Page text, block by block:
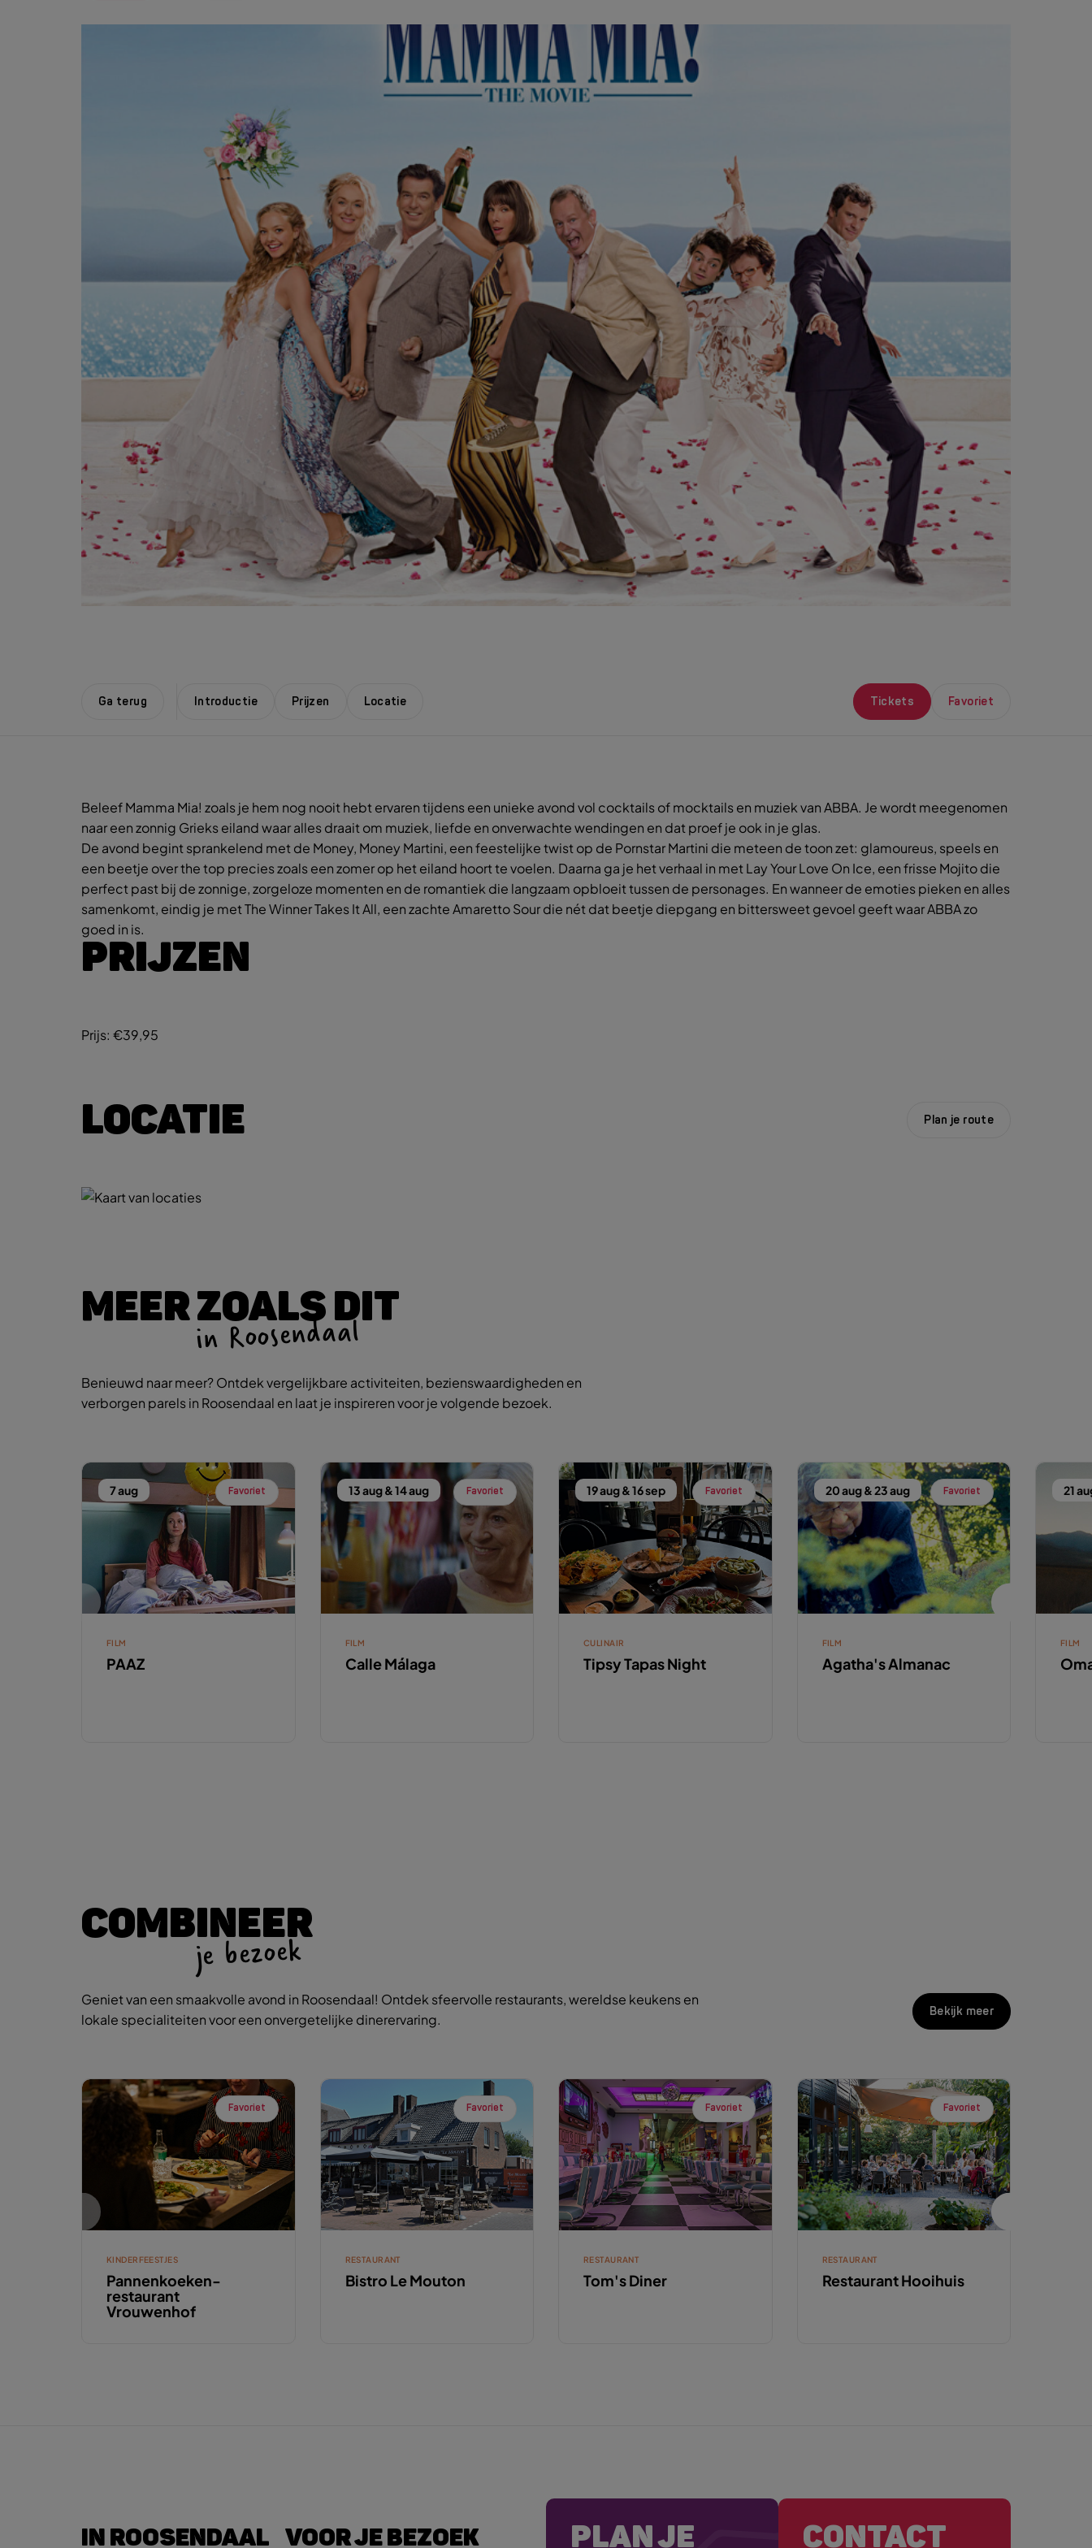
Ga terug Introductie Prijzen Locatie Tickets Favoriet
Beleef Mamma Mia! zoals je hem nog nooit hebt ervaren tijdens een unieke avond vol cocktails of mocktails en muziek van ABBA. Je wordt meegenomen
naar een zonnig Grieks eiland waar alles draait om muziek, liefde en onverwachte wendingen en dat proef je ook in je glas.
De avond begint sprankelend met de Money, Money Martini, een feestelijke twist op de Pornstar Martini die meteen de toon zet: glamoureus, speels en
een beetje over the top precies zoals een zomer op het eiland hoort te voelen. Daarna ga je het verhaal in met Lay Your Love On Ice, een frisse Mojito die
perfect past bij de zonnige, zorgeloze momenten en de romantiek die langzaam opbloeit tussen de personages. En wanneer de emoties pieken en alles
samenkomt, eindig je met The Winner Takes It All, een zachte Amaretto Sour die nét dat beetje diepgang en bittersweet gevoel geeft waar ABBA zo
goed in is.
PRIJZEN
Prijs: €39,95
LOCATIE Plan je route
MEER ZOALS DIT
in Roosendaal
Benieuwd naar meer? Ontdek vergelijkbare activiteiten, bezienswaardigheden en
verborgen parels in Roosendaal en laat je inspireren voor je volgende bezoek.
7 aug Favoriet
FILM
PAAZ
13 aug & 14 aug Favoriet
FILM
Calle Málaga
19 aug & 16 sep Favoriet
CULINAIR
Tipsy Tapas Night
20 aug & 23 aug Favoriet
FILM
Agatha's Almanac
21
FILM
COMBINEER
je bezoek
Geniet van een smaakvolle avond in Roosendaal! Ontdek sfeervolle restaurants, wereldse keukens en
lokale specialiteiten voor een onvergetelijke dinerervaring.
Bekijk meer
Favoriet
KINDERFEESTJES
Pannenkoeken-
restaurant
Vrouwenhof
Favoriet
RESTAURANT
Bistro Le Mouton
Favoriet
RESTAURANT
Tom's Diner
Favoriet
RESTAURANT
Restaurant Hooihuis
IN ROOSENDAAL VOOR JE BEZOEK PLAN JE CONTACT